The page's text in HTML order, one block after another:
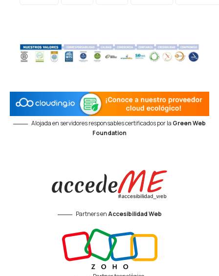
Alojada en servidores responsables certificados por la Green Web
Foundation
Partners enAccesibilidad Web